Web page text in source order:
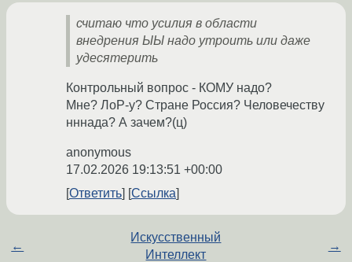
считаю что усилия в области
внедрения ЫЫ надо утроить или даже
удесятерить
Контрольный вопрос - КОМУ надо?
Мне? ЛоР-у? Стране Россия? Человечеству
нннада? А зачем?(ц)
anonymous
17.02.2026 19:13:51 +00:00
Ответить
Ссылка
←
Искусственный
Интеллект
→